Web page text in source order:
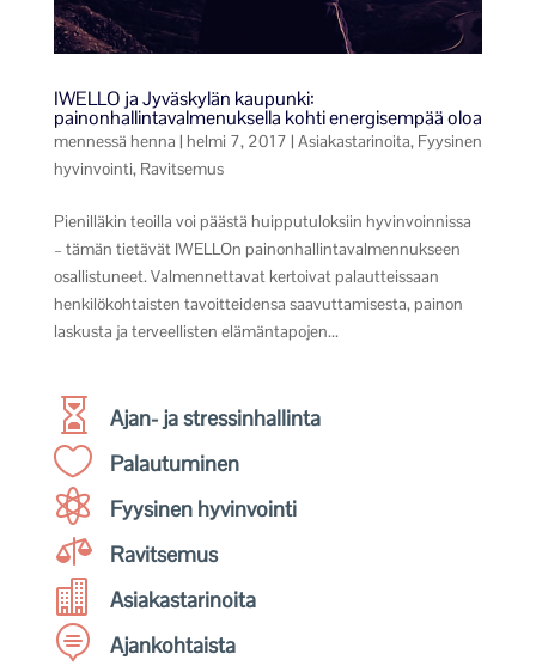
IWELLO ja Jyväskylän kaupunki:
painonhallintavalmenuksella kohti energisempää oloa
mennessä henna | helmi 7, 2017 | Asiakastarinoita, Fyysinen
hyvinvointi, Ravitsemus
Pienilläkin teoilla voi päästä huipputuloksiin hyvinvoinnissa
– tämän tietävät IWELLOn painonhallintavalmennukseen
osallistuneet. Valmennettavat kertoivat palautteissaan
henkilökohtaisten tavoitteidensa saavuttamisesta, painon
laskusta ja terveellisten elämäntapojen...
 Ajan- ja stressinhallinta
 Palautuminen
 Fyysinen hyvinvointi
 Ravitsemus
 Asiakastarinoita
 Ajankohtaista